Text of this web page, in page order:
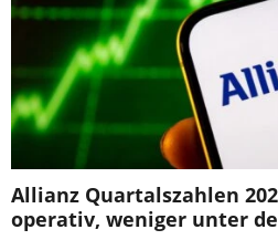
Allianz Quartalszahlen
operativ, weniger unter